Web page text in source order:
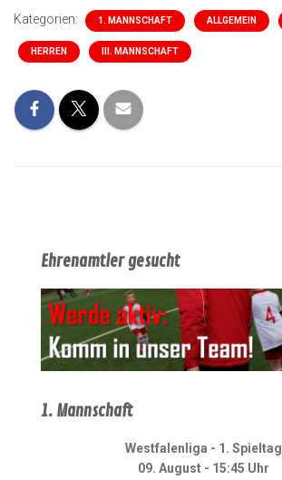
Kategorien: 1. MANNSCHAFT ALLGEMEIN
HERREN III. MANNSCHAFT
Ehrenamtler gesucht
1. Mannschaft
Westfalenliga - 1. Spieltag
09. August - 15:45 Uhr